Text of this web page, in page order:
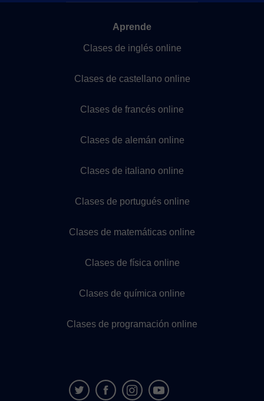
Aprende
Clases de inglés online
Clases de castellano online
Clases de francés online
Clases de alemán online
Clases de italiano online
Clases de portugués online
Clases de matemáticas online
Clases de física online
Clases de química online
Clases de programación online